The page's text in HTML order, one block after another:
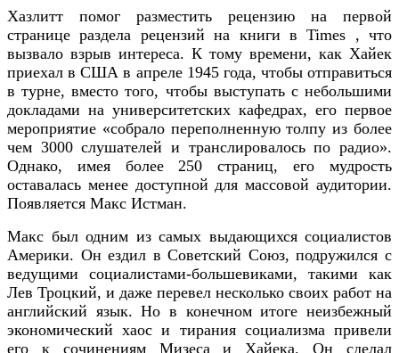
Хазлитт помог разместить рецензию на первой
странице раздела рецензий на книги в Times , что
вызвало взрыв интереса. К тому времени, как Хайек
приехал в США в апреле 1945 года, чтобы отправиться
в турне, вместо того, чтобы выступать с небольшими
докладами на университетских кафедрах, его первое
мероприятие «собрало переполненную толпу из более
чем 3000 слушателей и транслировалось по радио».
Однако, имея более 250 страниц, его мудрость
оставалась менее доступной для массовой аудитории.
Появляется Макс Истман.
Макс был одним из самых выдающихся социалистов
Америки. Он ездил в Советский Союз, подружился с
ведущими социалистами-большевиками, такими как
Лев Троцкий, и даже перевел несколько своих работ на
английский язык. Но в конечном итоге неизбежный
экономический хаос и тирания социализма привели
его к сочинениям Мизеса и Хайека. Он сделал